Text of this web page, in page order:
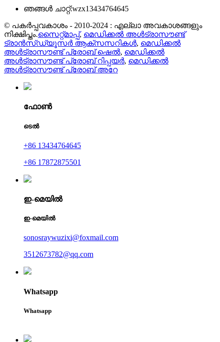
ഞങ്ങൾ ചാറ്റ്:wzx13434764645
© പകർപ്പവകാശം - 2010-2024 : എല്ലാ അവകാശങ്ങളും
നിക്ഷിപ്തം.സൈറ്റ്മാപ്പ്, മെഡിക്കൽ അൾട്രാസൗണ്ട്
ട്രാൻസ്ഡ്യൂസർ ആക്സസറികൾ, മെഡിക്കൽ
അൾട്രാസൗണ്ട് പ്രോബ് ഷെൽ, മെഡിക്കൽ
അൾട്രാസൗണ്ട് പ്രോബ് റിപ്പയർ, മെഡിക്കൽ
അൾട്രാസൗണ്ട് പ്രോബ് അറേ
ഫോൺ
ടെൽ
+86 13434764645
+86 17872875501
ഇ-മെയിൽ
ഇ-മെയിൽ
sonosraywuzixi@foxmail.com
3512673782@qq.com
Whatsapp
Whatsapp